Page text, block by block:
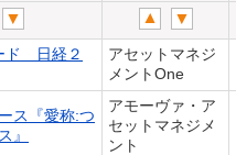
ド 日経２
アセットマネジ
メントOne
ス『愛称:つ
』
アモーヴァ・ア
セットマネジメ
ント